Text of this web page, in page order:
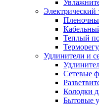
Электрический
Теплый
Удлинители и
Сетевые
Колодки
Бытовые